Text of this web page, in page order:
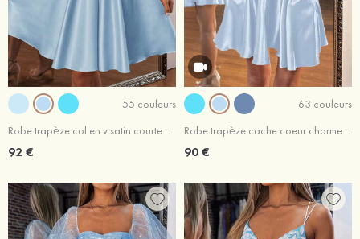
55 couleurs
Robe trapèze col en v satin courte/mini robe de fête de la rentrée
92 €
63 couleurs
Robe trapèze cache coeur charmeuse courte/mini robe de fête de la rentrée
90 €